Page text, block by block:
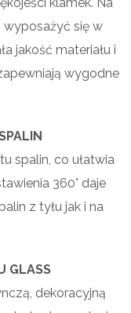
wyposażyć się w
jakość materiału i
wygodne
spalin, co ułatwia
360° daje
z tyłu jak i na
GLASS
dekoracyjną